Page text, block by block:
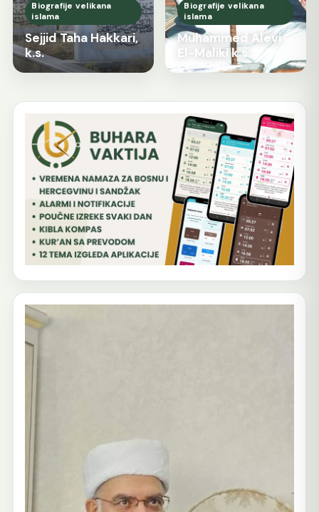
Biografije velikana
islama
Sejjid Taha Hakkari,
k.s.
Biografije velikana
islama
Muhammed Alevi
El-Maliki k.s.